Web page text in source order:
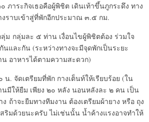
ภาระกิจเธอคือผู้พิชิต เดินเท้าขึ้นภูกระดึง ทาง
ราบเข้าสู่ที่พักอีกประมาณ ๓.๕ กม.
ลุ่ม กลุ่มละ ๕ ท่าน เงื่อนไขผู้พิชิตต้อง ร่วมใจ
และกัน (ระหว่างทางจะมีจุดพักเป็นระยะ
อาหารได้ตามความสะดวก)
. จัดเตรียมที่พัก กางเต็นท์ให้เรียบร้อย (ใน
มีให้ยืม เพียง ๒๐ หลัง นอนหลังละ ๒ คน เป็น
ถ้าจะยืมทางทีมงาน ต้องเตรียมผ้ายาง หรือ ถุง
ริมด้วยนะครับ ไม่เช่นนั้น น้ำค้างแรงอาจทำให้